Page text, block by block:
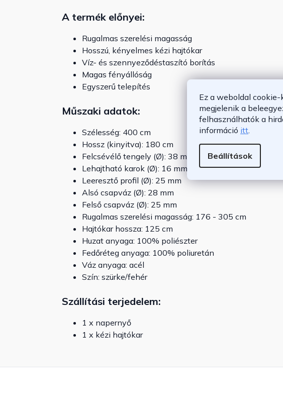
Ez a weboldal
megjelenik a
felhasználhatók a
információ itt
Beállítások
A termék előnyei:
Rugalmas szerelési magasság
Hosszú, kényelmes kézi hajtókar
Víz- és szennyeződéstaszító borítás
Magas fényállóság
Egyszerű telepítés
Műszaki adatok:
Szélesség: 400 cm
Hossz (kinyitva): 180 cm
Felcsévélő tengely (Ø): 38 mm
Lehajtható karok (Ø): 16 mm
Leeresztő profil (Ø): 25 mm
Alsó csapváz (Ø): 28 mm
Felső csapváz (Ø): 25 mm
Rugalmas szerelési magasság: 176 - 305 cm
Hajtókar hossza: 125 cm
Huzat anyaga: 100% poliészter
Fedőréteg anyaga: 100% poliuretán
Váz anyaga: acél
Szín: szürke/fehér
Szállítási terjedelem:
1 x napernyő
1 x kézi hajtókar